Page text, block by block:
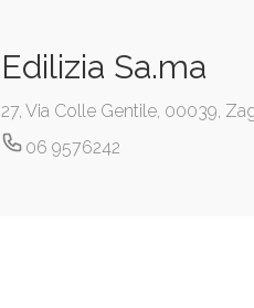
Edilizia Sa.ma
27, Via Colle Gentile, 00039,
06 9576242